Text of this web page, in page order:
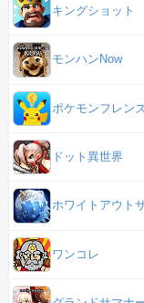
キングショット
モンハンNow
ポケモンフレン
ドット異世界
ホワイトアウト
ワンコレ